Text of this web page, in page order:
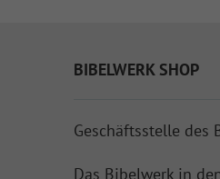
BIBELWERK SHOP
Geschäftsstelle des
Das Bibelwerk in